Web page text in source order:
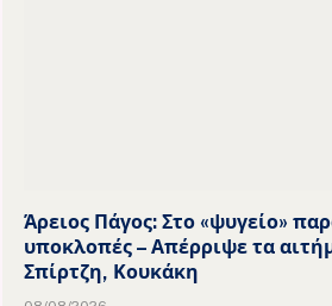
Άρειος Πάγος: Στο «ψυγείο»
υποκλοπές – Απέρριψε τα
Σπίρτζη, Κουκάκη